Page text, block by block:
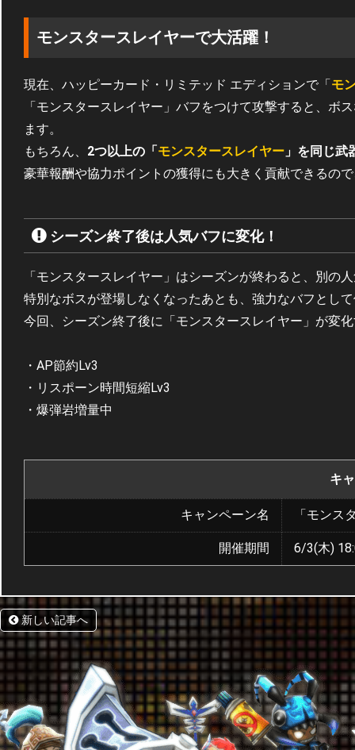
モンスタースレイヤーで大活躍！
現在、ハッピーカード・リミテッド エディションで「 モ
「モンスタースレイヤー」バフをつけて攻撃すると、ボ
ます。
もちろん、 2つ以上の「 モンスタースレイヤー 」を同じ武
豪華報酬や協力ポイントの獲得にも大きく貢献できるの
シーズン終了後は人気バフに変化！
「モンスタースレイヤー」はシーズンが終わると、別の
特別なボスが登場しなくなったあとも、強力なバフとし
今回、シーズン終了後に「モンスタースレイヤー」が変
・AP節約Lv3
・リスポーン時間短縮Lv3
・爆弾岩増量中
キ
キャンペーン名 「モンス
開催期間 6/3(木)
新しい記事へ